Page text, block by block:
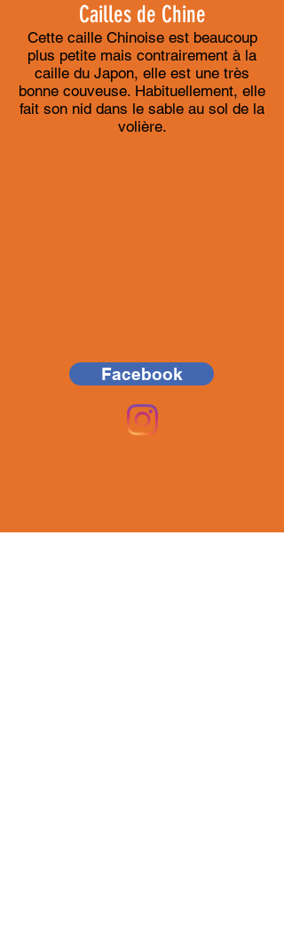
Cailles de Chine
Cette caille Chinoise est beaucoup
plus petite mais contrairement à la
caille du Japon, elle est une très
bonne couveuse. Habituellement, elle
fait son nid dans le sable au sol de la
volière.
Facebook